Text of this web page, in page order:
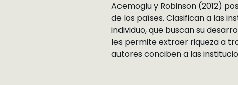
Acemoglu y Robinson (2012)
de los países. Clasifican a las
individuo, que buscan su
les permite extraer riqueza a
autores conciben a las